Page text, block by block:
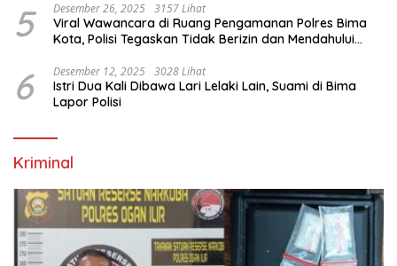
5 Desember 26, 2025 3157 Lihat
Viral Wawancara di Ruang Pengamanan Polres Bima
Kota, Polisi Tegaskan Tidak Berizin dan Mendahului
6 Desember 12, 2025 3028 Lihat
Istri Dua Kali Dibawa Lari Lelaki Lain, Suami di Bima
Lapor Polisi
Kriminal